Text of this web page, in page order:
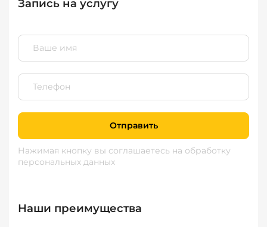
Запись на услугу
Отправить
Нажимая кнопку вы соглашаетесь на обработку
персональных данных
Наши преимущества